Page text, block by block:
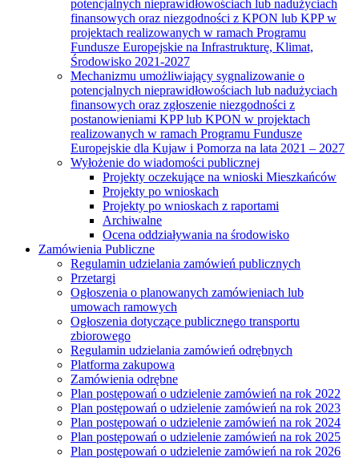
potencjalnych nieprawidłowościach lub nadużyciach
finansowych oraz niezgodności z KPON lub KPP w
projektach realizowanych w ramach Programu
Fundusze Europejskie na Infrastrukturę, Klimat,
Środowisko 2021-2027
Mechanizmu umożliwiający sygnalizowanie o
potencjalnych nieprawidłowościach lub nadużyciach
finansowych oraz zgłoszenie niezgodności z
postanowieniami KPP lub KPON w projektach
realizowanych w ramach Programu Fundusze
Europejskie dla Kujaw i Pomorza na lata 2021 – 2027
Wyłożenie do wiadomości publicznej
Projekty oczekujące na wnioski Mieszkańców
Projekty po wnioskach
Projekty po wnioskach z raportami
Archiwalne
Ocena oddziaływania na środowisko
Zamówienia Publiczne
Regulamin udzielania zamówień publicznych
Przetargi
Ogłoszenia o planowanych zamówieniach lub
umowach ramowych
Ogłoszenia dotyczące publicznego transportu
zbiorowego
Regulamin udzielania zamówień odrębnych
Platforma zakupowa
Zamówienia odrębne
Plan postępowań o udzielenie zamówień na rok 2022
Plan postępowań o udzielenie zamówień na rok 2023
Plan postępowań o udzielenie zamówień na rok 2024
Plan postępowań o udzielenie zamówień na rok 2025
Plan postępowań o udzielenie zamówień na rok 2026